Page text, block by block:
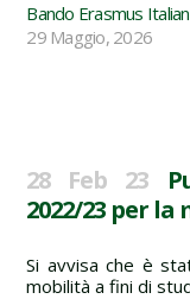
Bando Erasmus
29 Maggio, 2026
28 Feb 23
2022/23 per
Si avvisa che è
mobilità a fini di